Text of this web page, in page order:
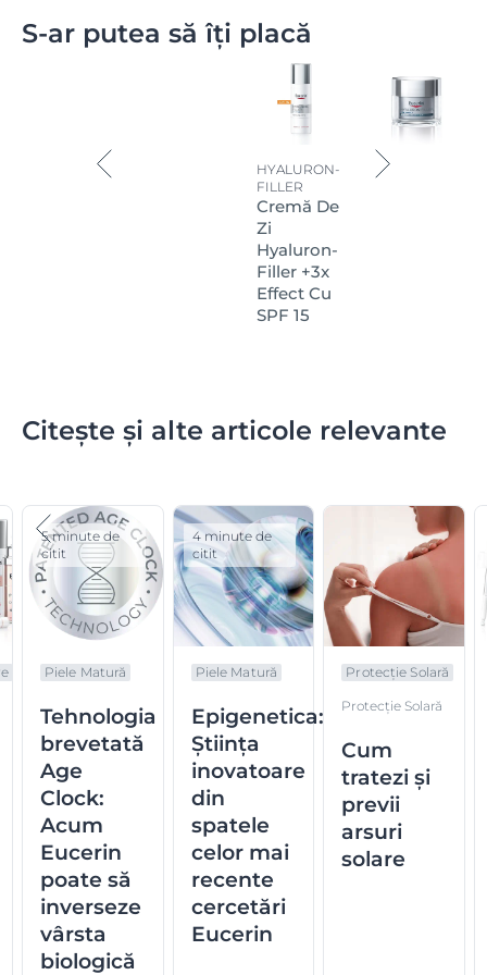
pielea care arată sau se simte deshidratată.
S-ar putea să îți placă
HYALURON-
FILLER
Cremă De
Zi
Hyaluron-
Filler +3x
Effect Cu
SPF 15
Citește și alte articole relevante
Piele Matură
Tehnologia
brevetată
Age
Clock:
Acum
Eucerin
poate să
inverseze
vârsta
biologică
5 minute de
citit
Piele Matură
Epigenetica:
Știința
inovatoare
din
spatele
celor mai
recente
cercetări
Eucerin
4 minute de
citit
Protecție Solară
Protecție Solară
Cum
tratezi și
previi
arsuri
solare